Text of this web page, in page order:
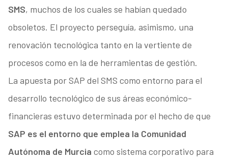
SMS, muchos de los cuales se habían quedado
obsoletos. El proyecto perseguía, asimismo, una
renovación tecnológica tanto en la vertiente de
procesos como en la de herramientas de gestión.
La apuesta por SAP del SMS como entorno para el
desarrollo tecnológico de sus áreas económico-
financieras estuvo determinada por el hecho de que
SAP es el entorno que emplea la Comunidad
Autónoma de Murcia como sistema corporativo para